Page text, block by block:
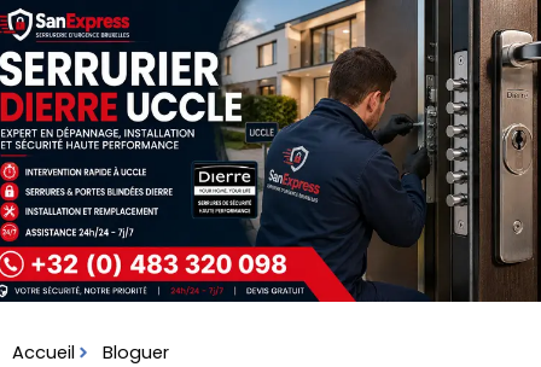
Skip
to
content
Accueil
Bloguer